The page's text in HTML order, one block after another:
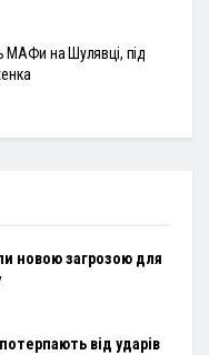
МАФи на Шулявці, під
новою загрозою для
від ударів